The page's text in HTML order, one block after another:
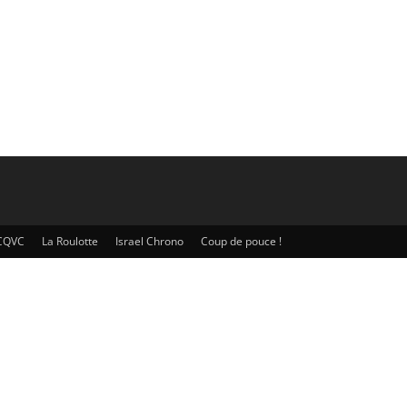
La Roulotte Israel Chrono Coup de pouce !